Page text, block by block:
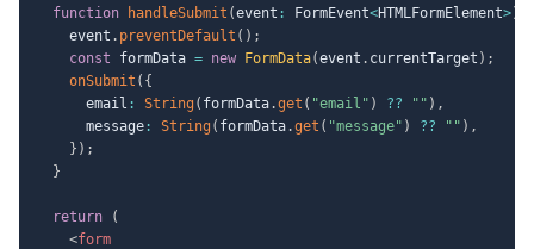
function
handleSubmit (event : FormEvent<HTMLFormElement>)
    event
. preventDefault ( ) ;
const formData = new FormData(event . currentTarget ) ;
onSubmit ( {
      email
: String ( formData.get ( "email" ) ?? "" ) ,
      message
: String ( formData.get ( "message" ) ?? "" ) ,
} ) ;
}
return
(
<form